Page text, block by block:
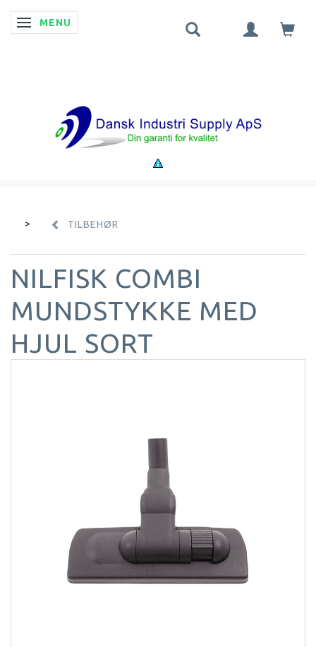
SKIFTE NAVIGATION
MENU
TILBEHØR
NILFISK COMBI
MUNDSTYKKE MED
HJUL SORT